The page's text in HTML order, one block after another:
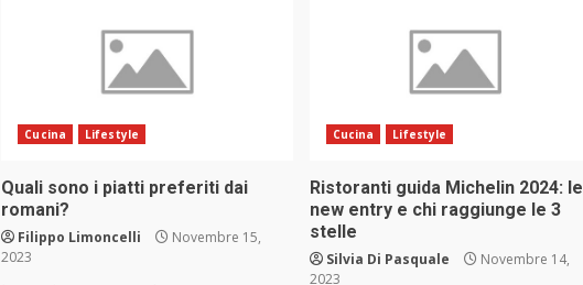
Cucina Lifestyle
Quali sono i piatti preferiti dai
romani?
Filippo Limoncelli
Novembre 15,
2023
Cucina Lifestyle
Ristoranti guida Michelin 2024: le
new entry e chi raggiunge le 3
stelle
Silvia Di Pasquale
Novembre 14,
2023